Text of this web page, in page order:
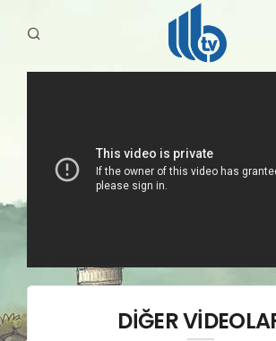
YAYINLARIMIZ
DİĞER